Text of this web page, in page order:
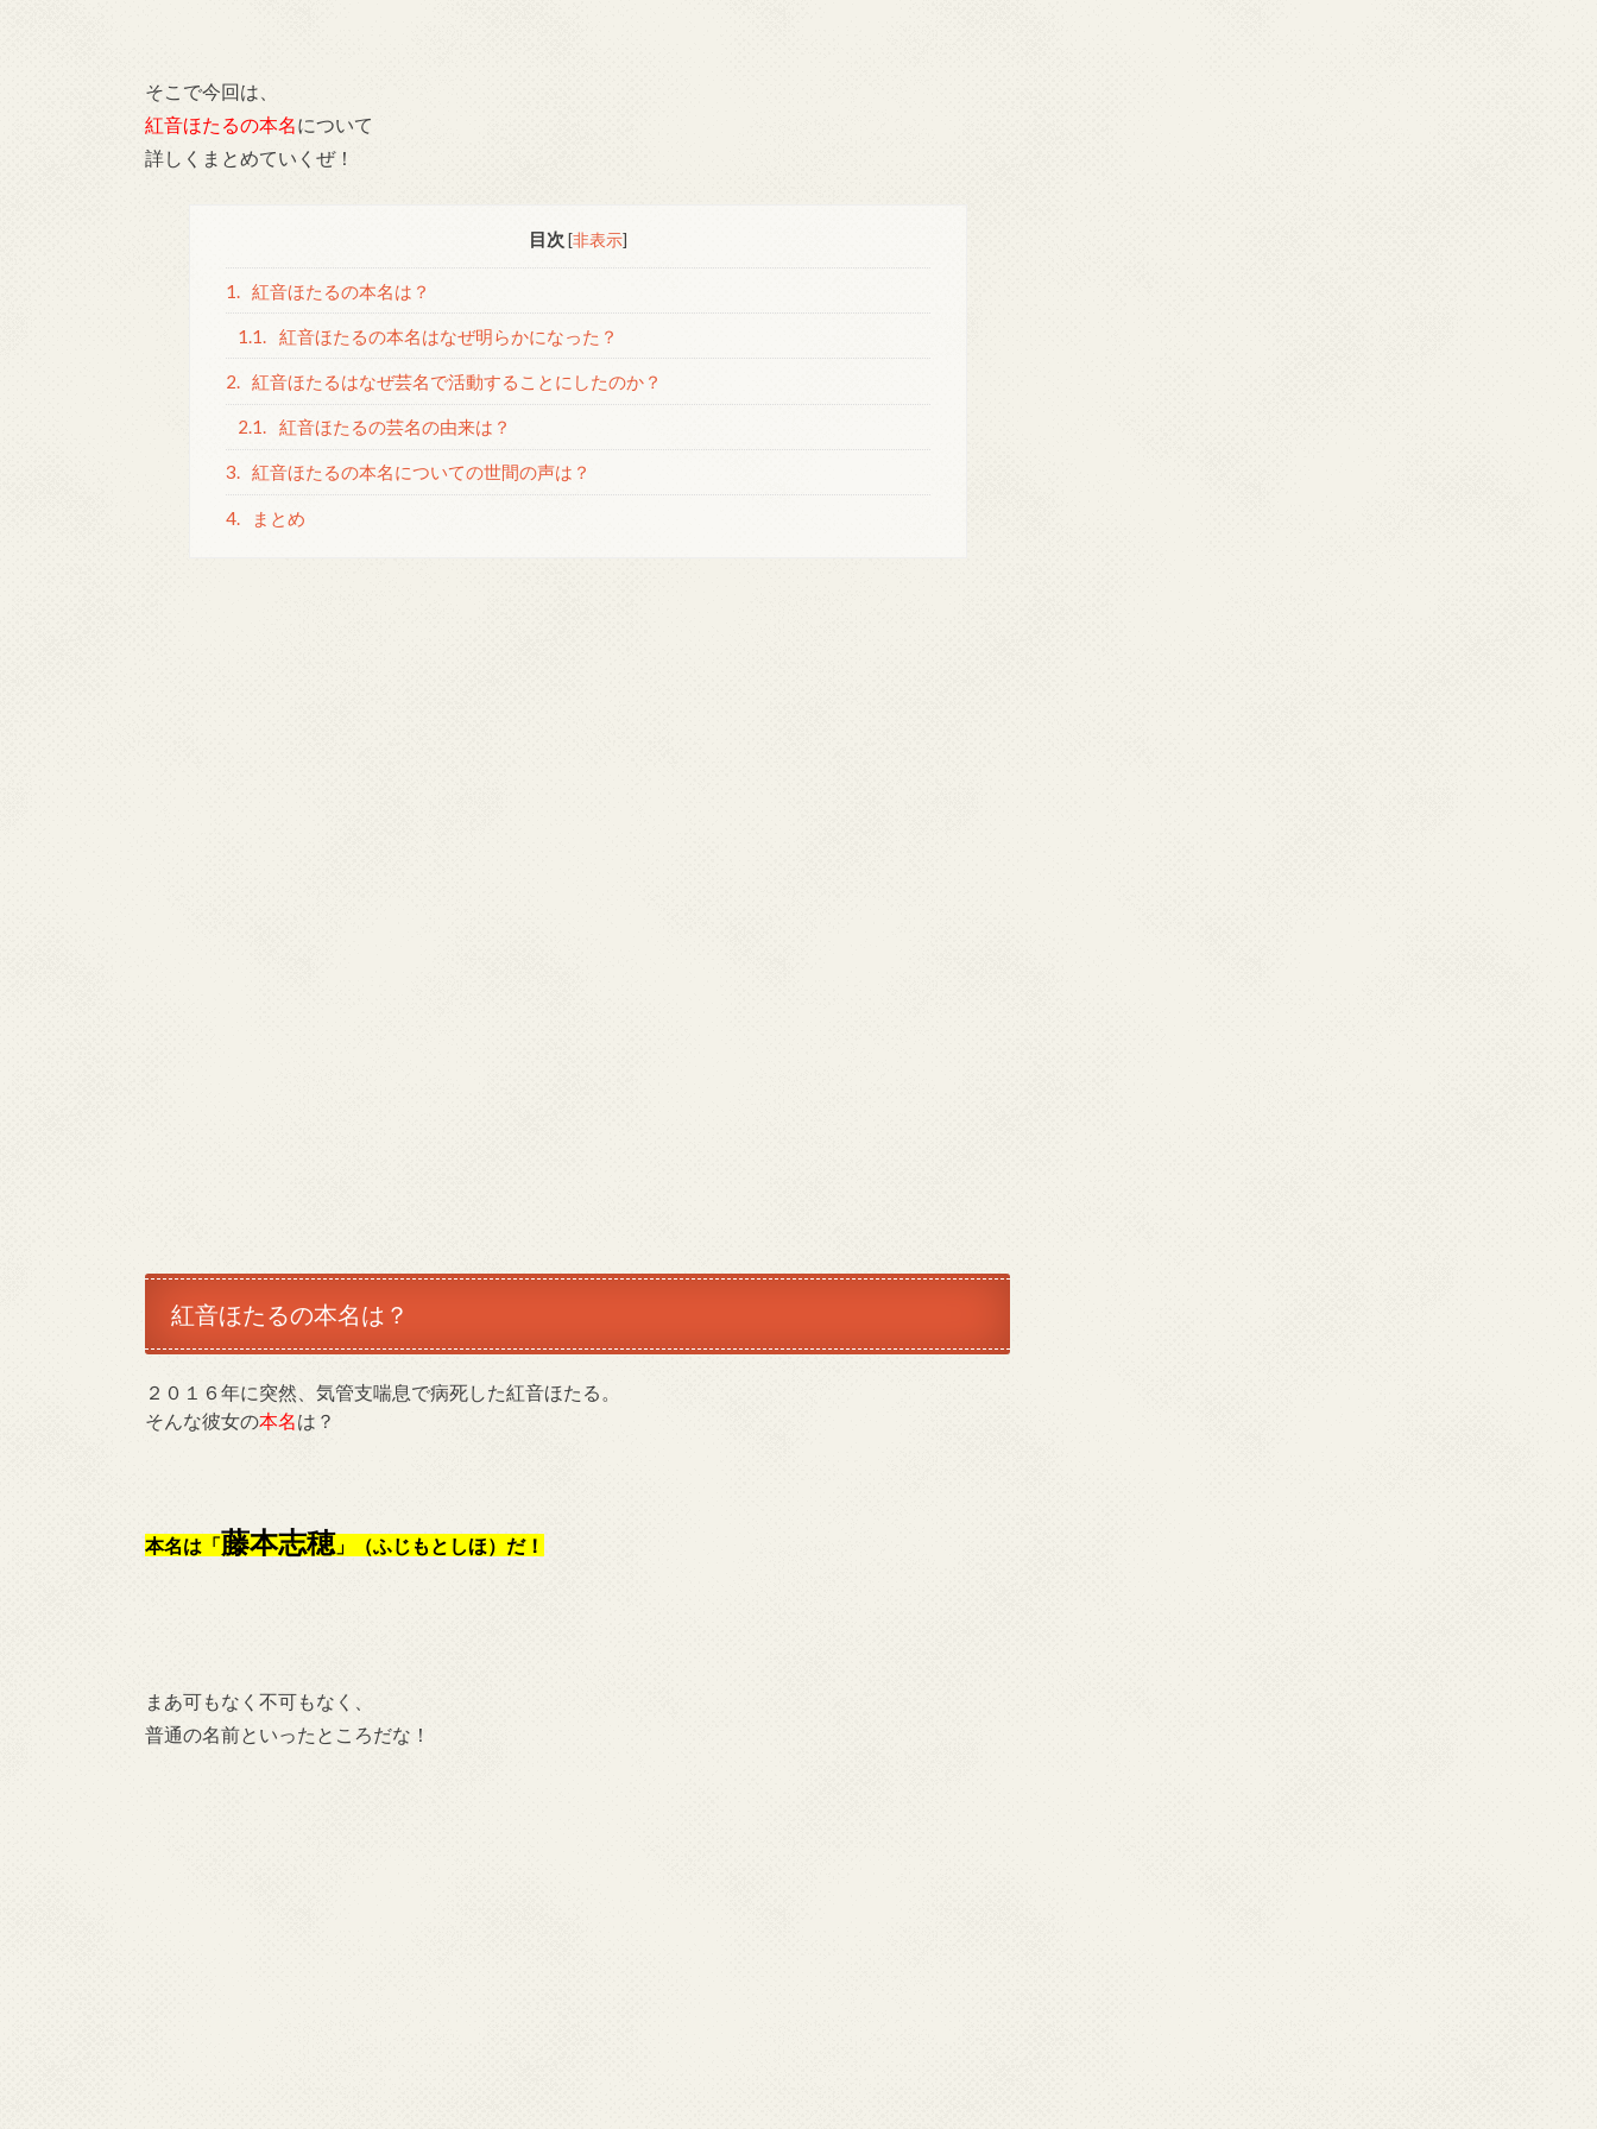
そこで今回は、
紅音ほたるの本名について
詳しくまとめていくぜ！
目次 [非表示]
1. 紅音ほたるの本名は？
1.1. 紅音ほたるの本名はなぜ明らかになった？
2. 紅音ほたるはなぜ芸名で活動することにしたのか？
2.1. 紅音ほたるの芸名の由来は？
3. 紅音ほたるの本名についての世間の声は？
4. まとめ
紅音ほたるの本名は？
２０１６年に突然、気管支喘息で病死した紅音ほたる 。
そんな彼女の本名は？
本名は「藤本志穂 」（ふじもとしほ）だ！
まあ可もなく不可もなく、
普通の名前といったところだな！